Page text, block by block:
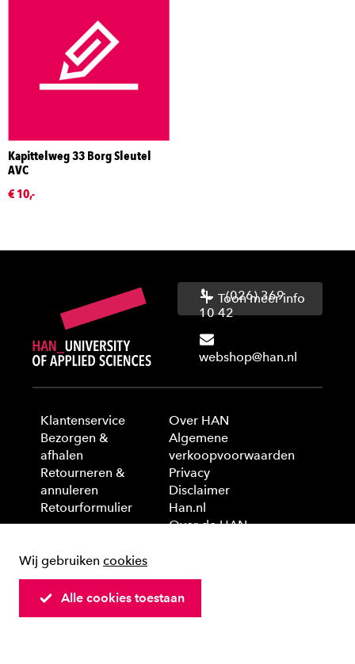
Kapittelweg 33 Borg Sleutel
AVC
€ 10,-
(026) 369
10 42
webshop@han.nl
Toon meer info
Klantenservice
Bezorgen &
afhalen
Retourneren &
annuleren
Retourformulier
Over HAN
Algemene
verkoopvoorwaarden
Privacy
Disclaimer
Han.nl
Over de HAN
Wij gebruiken cookies
Alle cookies toestaan